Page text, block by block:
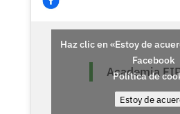
Academia
Haz clic en «Estoy de
Facebook
Política de
Estoy de